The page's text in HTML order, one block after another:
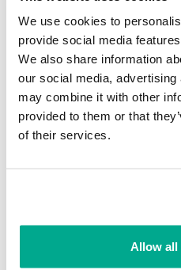
We use cookies to
provide social media
We also share information
our social media,
may combine it with other
provided to them or that
of their services.
Allow all
Tácticas, técnicas y
(TTPs) de los grupos de
modernos
NIKITA NAZAROV KIRILL MITROFANOV
NATALYA SHORNIKOVA
VLADISLAV BURTSEV
Desarrollo de las
en el segundo trimestre de